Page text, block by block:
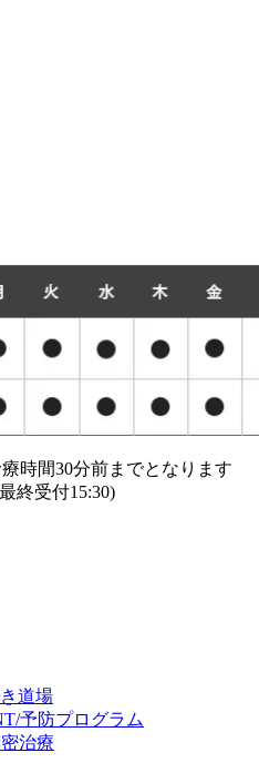
時間30分前までとなります
終受付15:30)
道場
/予防プログラム
治療